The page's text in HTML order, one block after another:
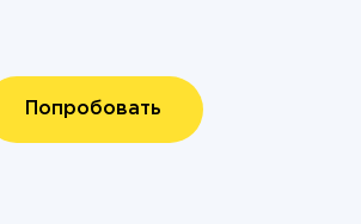
Попробовать